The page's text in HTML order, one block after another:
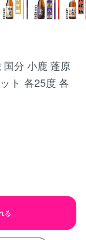
分 小鹿 蓬原
ト 各25度 各
る